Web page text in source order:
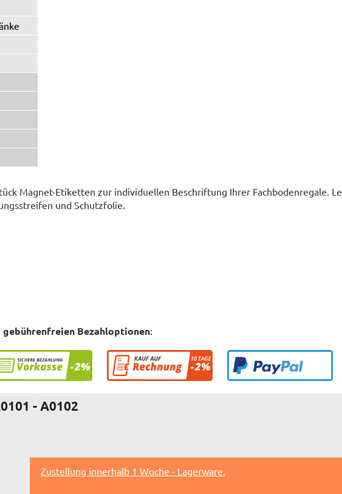
Magnet-Etiketten zur individuellen Beschriftung Ihrer Fachbodenregale.
und Schutzfolie.
gebührenfreien Bezahloptionen:
- A0102
Zustellung innerhalb 1 Woche - Lagerware.